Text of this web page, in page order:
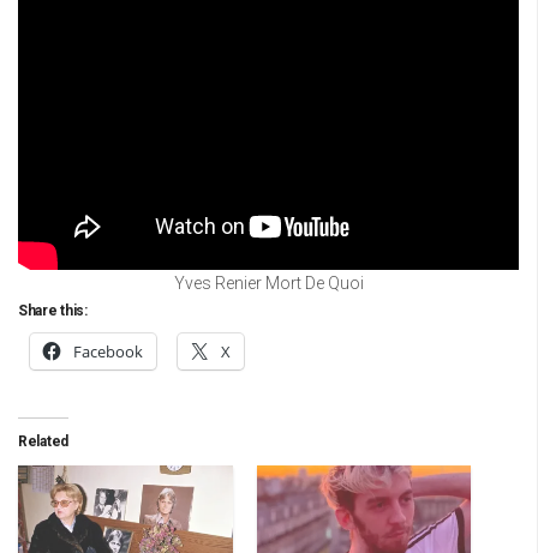
Yves Renier Mort De Quoi
Share this:
Facebook X
Related